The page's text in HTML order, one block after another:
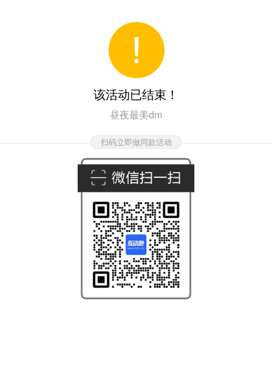
该活动已结束！
昼夜最美dm
扫码立即做同款活动